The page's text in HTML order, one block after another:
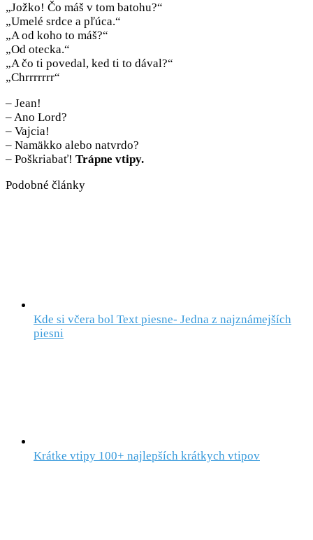
„Jožko! Čo máš v tom batohu?“
„Umelé srdce a pľúca.“
„A od koho to máš?“
„Od otecka.“
„A čo ti povedal, ked ti to dával?“
„Chrrrrrrr“
– Jean!
– Ano Lord?
– Vajcia!
– Namäkko alebo natvrdo?
– Poškriabať! Trápne vtipy.
Podobné články
Kde si včera bol Text piesne- Jedna z najznámejších
piesni
Krátke vtipy 100+ najlepších krátkych vtipov